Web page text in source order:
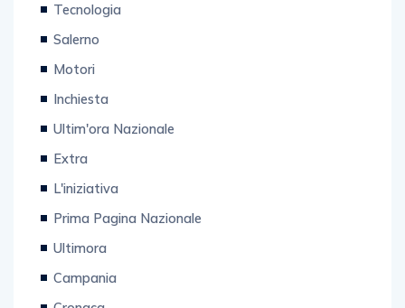
Salerno
Motori
Inchiesta
Ultim'ora Nazionale
Extra
L'iniziativa
Prima Pagina Nazionale
Ultimora
Campania
Cronaca